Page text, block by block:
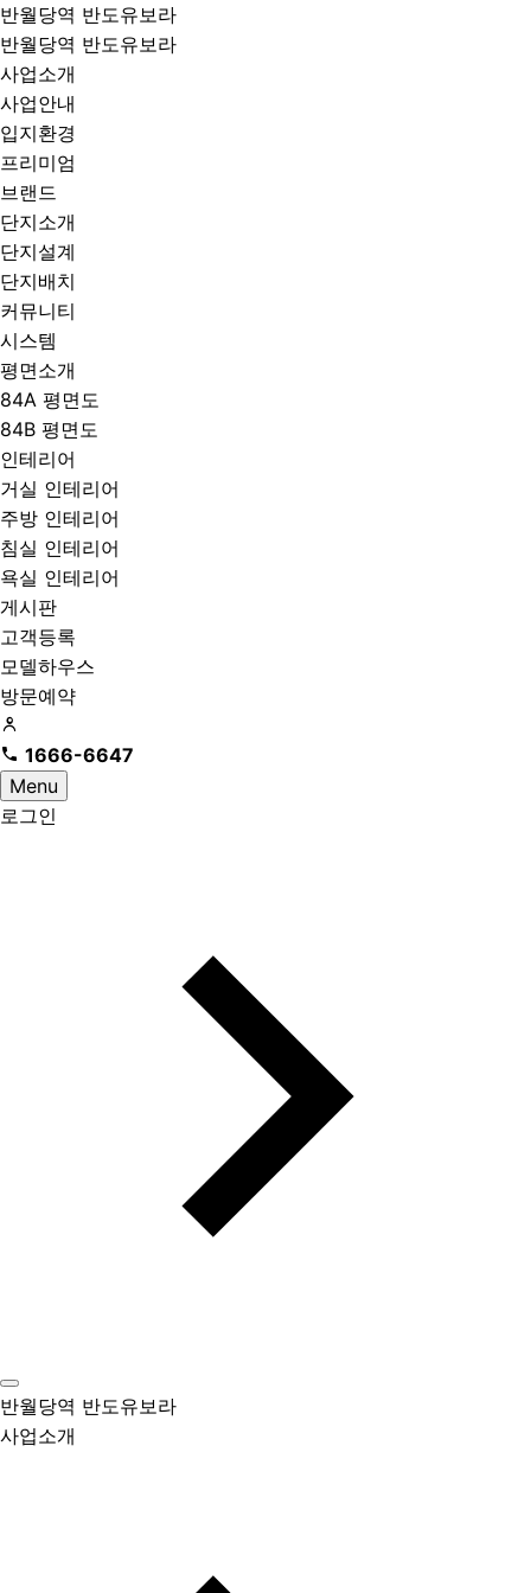
반월당역 반도유보라
반월당역 반도유보라
사업소개
사업안내
입지환경
프리미엄
브랜드
단지소개
단지설계
단지배치
커뮤니티
시스템
평면소개
84A 평면도
84B 평면도
인테리어
거실 인테리어
주방 인테리어
침실 인테리어
욕실 인테리어
게시판
고객등록
모델하우스
방문예약
1666-6647
Menu
로그인
반월당역 반도유보라
사업소개